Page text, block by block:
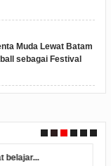
Muda Lewat Batam
sebagai Festival
belajar...